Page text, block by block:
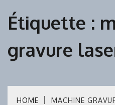
Étiquette :
gravure
HOME MACHINE